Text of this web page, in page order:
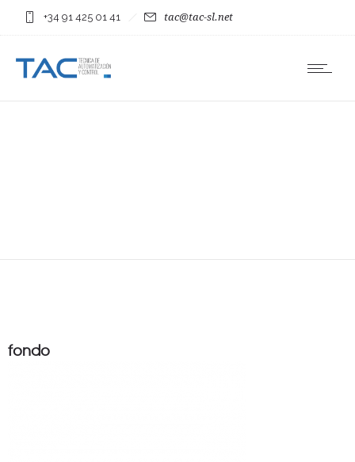
+34 91 425 01 41 tac@tac-sl.net
fondo